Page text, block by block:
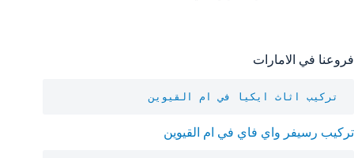
فروعنا في الامارات
تركيب اثاث ايكيا في ام القيوين
تركيب رسيفر واي فاي في ام القيوين